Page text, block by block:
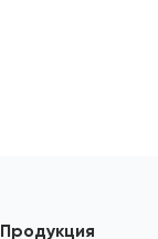
Продукция